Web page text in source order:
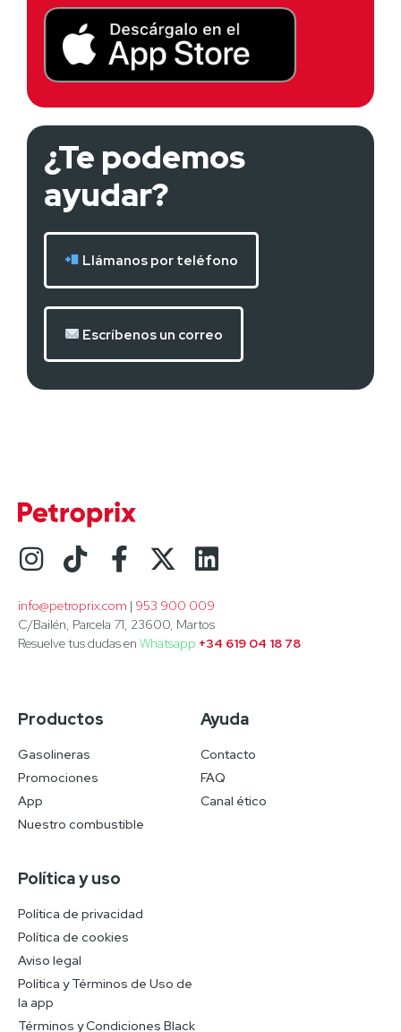
¿Te podemos
ayudar?
Llámanos por teléfono
Escríbenos un correo
info@petroprix.com | 953 900 009
C/Bailén, Parcela 71, 23600, Martos
Resuelve tus dudas en Whatsapp +34 619 04 18 78
Productos
Gasolineras
Promociones
App
Nuestro combustible
Ayuda
Contacto
FAQ
Canal ético
Política y uso
Política de privacidad
Política de cookies
Aviso legal
Política y Términos de Uso de
la app
Términos y Condiciones Black